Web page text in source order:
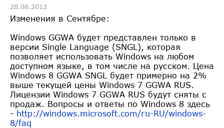
28.08.2012
Изменения в Сентябре:
Windows GGWA будет представлен только в
верcии Single Language (SNGL), которая
позволяет использовать Windows на любом
доступном языке, в том числе на русском. Цена
Windows 8 GGWA SNGL будет примерно на 2%
выше текущей цены Windows 7 GGWA RUS.
Лицензии Windows 7 GGWA RUS будут сняты с
продаж. Вопросы и ответы по Windows 8 здесь
- http://windows.microsoft.com/ru-RU/windows-
8/faq